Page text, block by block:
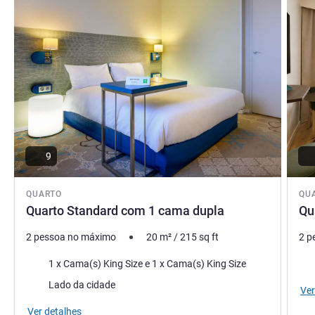
QUARTO
Quarto Standard com 1 cama dupla
9
2 pessoa no máximo 20 m²/215sq ft
Cama
1 x Cama(s) King Size e 1 x Cama(s) King Size
Vistas:Lado da cidade
Ver detalhes
2